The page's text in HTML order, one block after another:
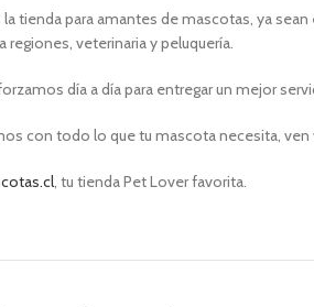
tienda para amantes de mascotas, ya
regiones, veterinaria y peluquería.
día a día para entregar un mejor
con todo lo que tu mascota necesita, ven
, tu tienda Pet Lover favorita.